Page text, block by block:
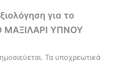
για το
ΜΑΞΙΛΑΡΙ ΥΠΝΟΥ
Τα υποχρεωτικά